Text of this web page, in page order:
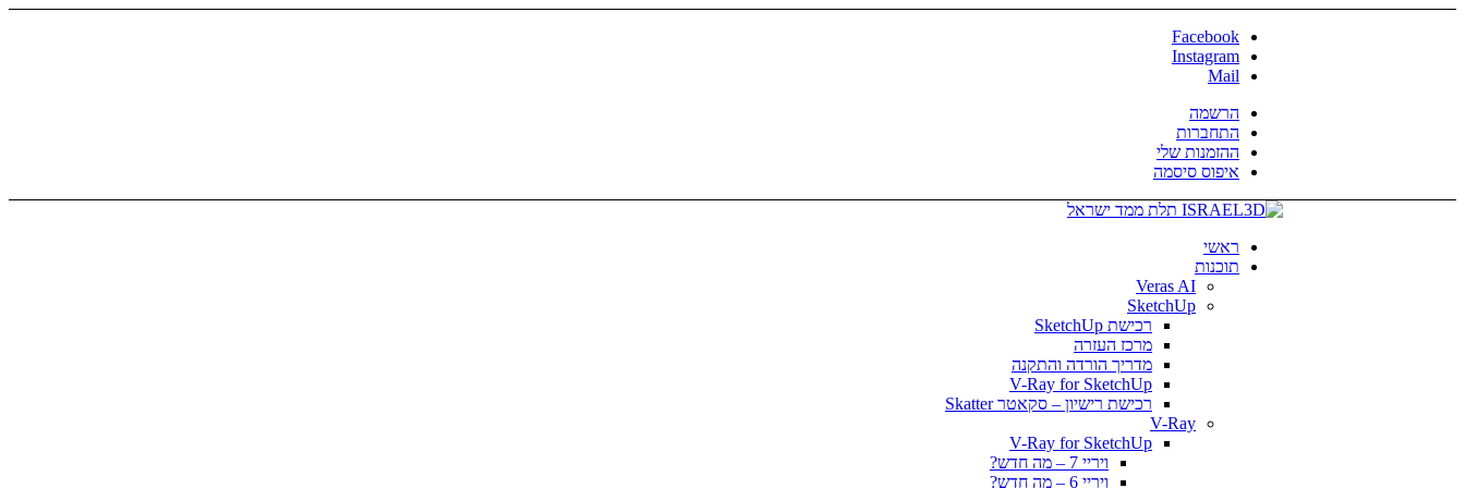
Facebook
Instagram
Mail
הרשמה
התחברות
ההזמנות שלי
איפוס סיסמה
ראשי
תוכנות
Veras AI
SketchUp
רכישת SketchUp
מרכז העזרה
מדריך הורדה והתקנה
V-Ray for SketchUp
רכישת רישיון – סקאטר Skatter
V-Ray
V-Ray for SketchUp
ויריי 7 – מה חדש?
ויריי 6 – מה חדש?